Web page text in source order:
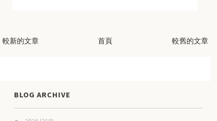
較新的文章 較舊的文章
首頁
BLOG ARCHIVE